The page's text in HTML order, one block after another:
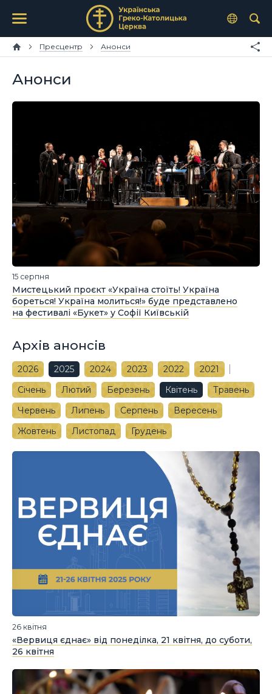
Пресцентр Анонси
Анонси
15 серпня
Мистецький проєкт «Україна стоїть! Україна
бореться! Україна молиться!» буде представлено
на фестивалі «Букет» у Софії Київській
Архів анонсів
2026 2025 2024 2023 2022
2021
Січень
Лютий Березень Квітень
Травень
Червень
Липень Серпень
Вересень
Жовтень
Листопад Грудень
26 квітня
«Вервиця єднає» від понеділка, 21 квітня, до суботи,
26 квітня